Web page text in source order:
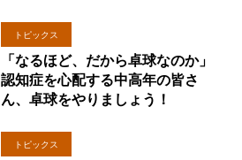
トピックス
「なるほど、だから卓球なのか」
認知症を心配する中高年の皆さ
ん、卓球をやりましょう！
トピックス